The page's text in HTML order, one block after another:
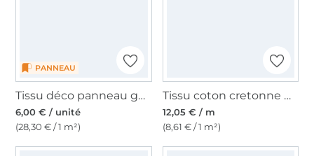
PANNEAU
Tissu déco panneau gobelin Dogs Ride, 46 x 46 cm
6,00 € / unité
(28,30 € / 1 m²)
Tissu coton cretonne Chiens, beige
12,05 € / m
(8,61 € / 1 m²)